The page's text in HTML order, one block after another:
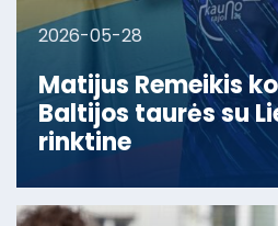
2026-05-28
Matijus Remeikis
Baltijos taurės su
rinktine